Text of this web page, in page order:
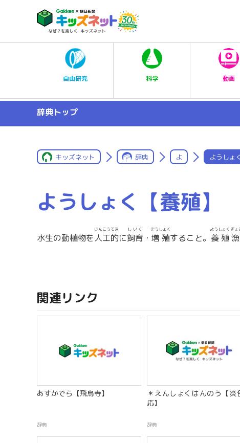
自由研究 科学 動画
辞典トップ
キッズネット 辞典 よ ようしょ
ようしょく【養殖】
水生の動植物を人工的
じんこうてき
に飼育
しいく
・ 増殖
ぞうしょく
すること。 養殖
ようしょくぎょ
関連リンク
あすかでら【飛鳥寺】
辞典
＊えんしょくはんのう【炎
応】
辞典